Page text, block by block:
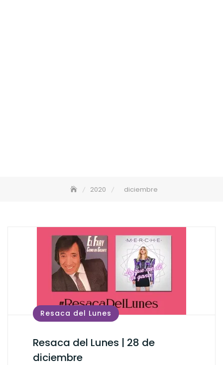
2020 diciembre
Resaca del Lunes
Resaca del Lunes | 28 de
diciembre